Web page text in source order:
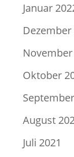
Januar
Dezember
November
Oktober
August
Juli 2021